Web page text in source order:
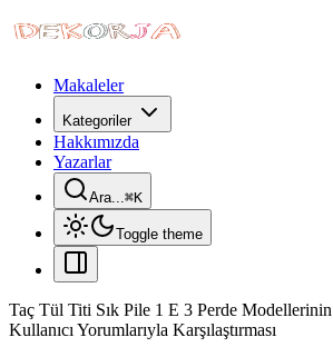
Makaleler
Kategoriler
Hakkımızda
Yazarlar
Ara...⌘K
Toggle theme
Taç Tül Titi Sık Pile 1 E 3 Perde
Kullanıcı Yorumlarıyla Karşılaştırması